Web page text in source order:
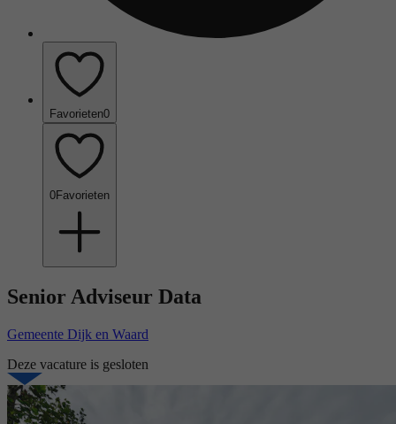
Favorieten0
0Favorieten
Senior Adviseur Data
Gemeente Dijk en Waard
Deze vacature is gesloten